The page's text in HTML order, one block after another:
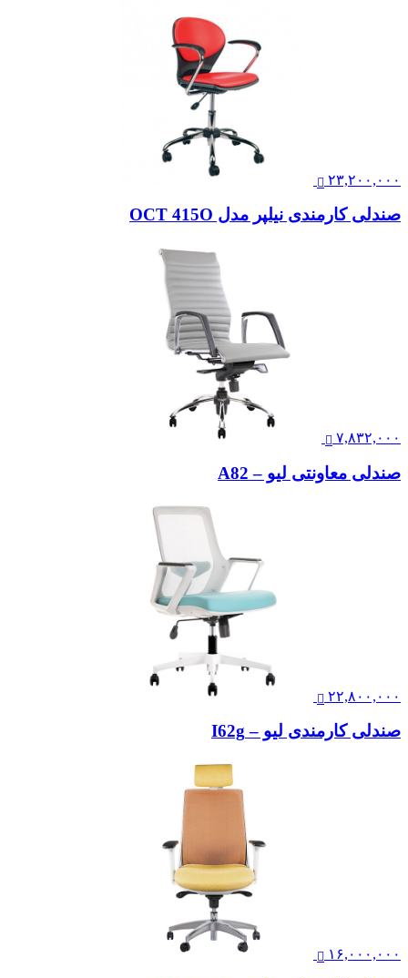
۲۳,۲۰۰,۰۰۰
صندلی کارمندی نیلپر مدل OCT 415O
۷,۸۳۲,۰۰۰
صندلی معاونتی لیو – A82
۲۲,۸۰۰,۰۰۰
صندلی کارمندی لیو – I62g
۱۶,۰۰۰,۰۰۰